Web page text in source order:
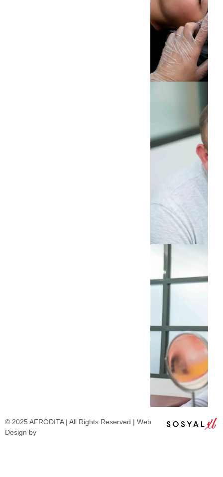
© 2025 AFRODITA | All Rights Reserved | Web
Design by